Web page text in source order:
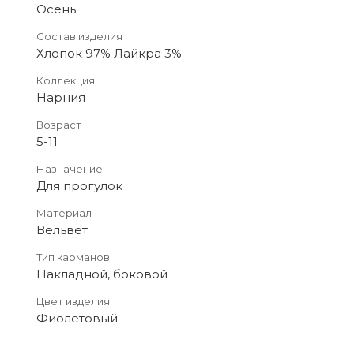
Осень
Состав изделия
Хлопок 97% Лайкра 3%
Коллекция
Нарния
Возраст
5-11
Назначение
Для прогулок
Материал
Вельвет
Тип карманов
Накладной, боковой
Цвет изделия
Фиолетовый